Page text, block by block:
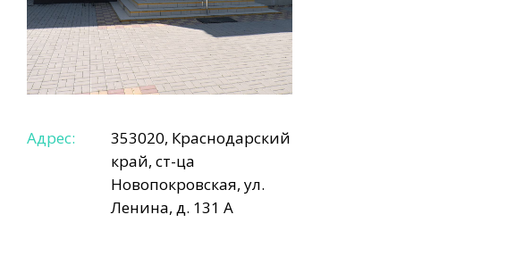
Адрес:
353020, Краснодарский
край, ст-ца
Новопокровская, ул.
Ленина, д. 131 А